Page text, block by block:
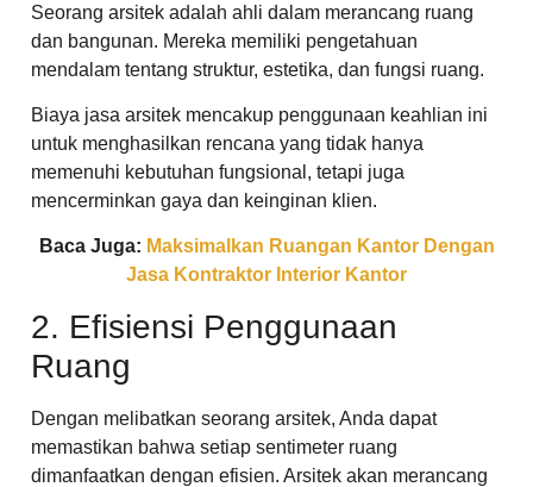
Seorang arsitek adalah ahli dalam merancang ruang
dan bangunan. Mereka memiliki pengetahuan
mendalam tentang struktur, estetika, dan fungsi ruang.
Biaya jasa arsitek mencakup penggunaan keahlian ini
untuk menghasilkan rencana yang tidak hanya
memenuhi kebutuhan fungsional, tetapi juga
mencerminkan gaya dan keinginan klien.
Baca Juga: Maksimalkan Ruangan Kantor Dengan
Jasa Kontraktor Interior Kantor
2. Efisiensi Penggunaan
Ruang
Dengan melibatkan seorang arsitek, Anda dapat
memastikan bahwa setiap sentimeter ruang
dimanfaatkan dengan efisien. Arsitek akan merancang